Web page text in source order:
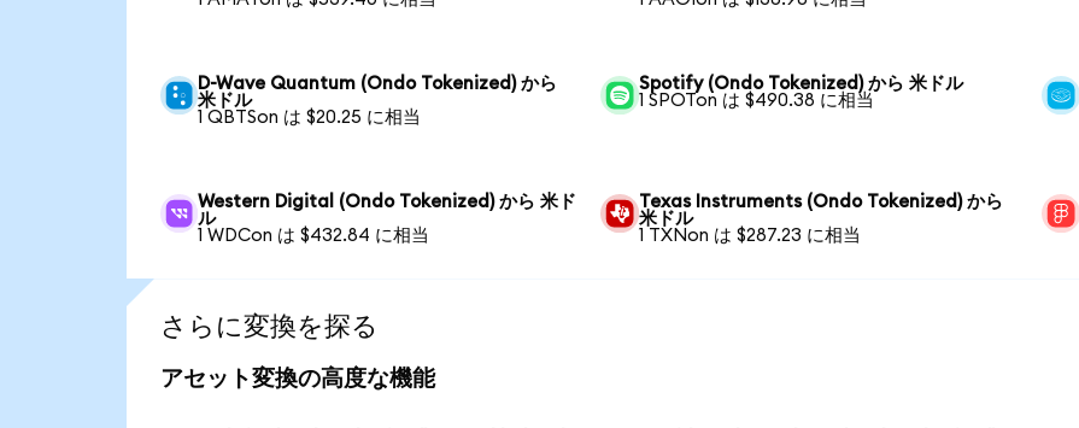
D-Wave Quantum (Ondo Tokenized) から
米ドル
1 QBTSon は $20.25 に相当
Spotify (Ondo Tokenized) から 米ドル
1 SPOTon は $490.38 に相当
Western Digital (Ondo Tokenized) から 米ド
ル
1 WDCon は $432.84 に相当
Texas Instruments (Ondo Tokenized) から
米ドル
1 TXNon は $287.23 に相当
さらに変換を探る
アセット変換の高度な機能